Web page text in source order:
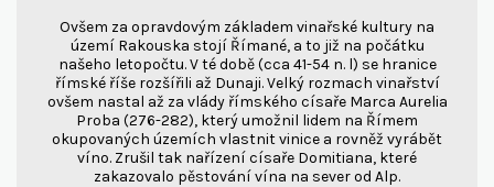
Ovšem za opravdovým základem vinařské kultury na
území Rakouska stojí Římané, a to již na počátku
našeho letopočtu. V té době (cca 41-54 n. l) se hranice
římské říše rozšířili až Dunaji. Velký rozmach vinařství
ovšem nastal až za vlády římského císaře Marca Aurelia
Proba (276-282), který umožnil lidem na Římem
okupovaných územích vlastnit vinice a rovněž vyrábět
víno. Zrušil tak nařízení císaře Domitiana, které
zakazovalo pěstování vína na sever od Alp.